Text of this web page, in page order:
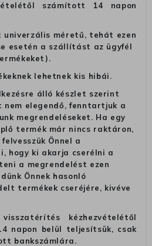
számított 14 napon
univerzális méretű, tehát ezen
esetén a szállítást az ügyfél
lehetnek kis hibái.
álló készlet szerint
nem elegendő, fenntartjuk a
megrendeléseket. Ha egy
termék már nincs raktáron,
Önnel a
hogy ki akarja cserélni a
a megrendelést ezen
Önnek hasonló
termékek cseréjére, kivéve
kézhezvételétől
napon belül teljesítsük, csak
bankszámlára.